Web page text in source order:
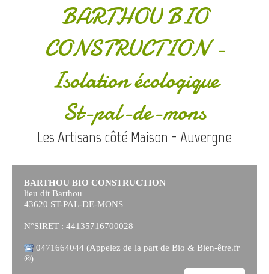
BARTHOU BIO
CONSTRUCTION-
Isolation écologique
St-pal-de-mons
Les Artisans côté Maison - Auvergne
BARTHOU BIO CONSTRUCTION
lieu dit Barthou
43620 ST-PAL-DE-MONS
N°SIRET : 44135716700028
0471664044 (Appelez de la part de Bio & Bien-être.fr
®)